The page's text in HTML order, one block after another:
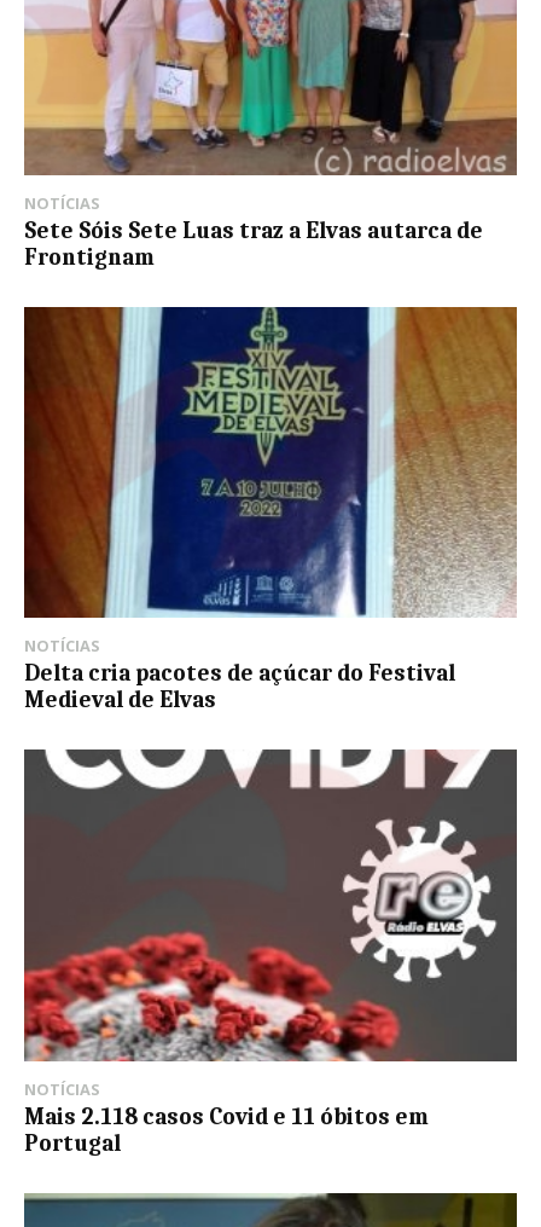
NOTÍCIAS
Sete Sóis Sete Luas traz a Elvas autarca de
Frontignam
NOTÍCIAS
Delta cria pacotes de açúcar do Festival
Medieval de Elvas
NOTÍCIAS
Mais 2.118 casos Covid e 11 óbitos em
Portugal